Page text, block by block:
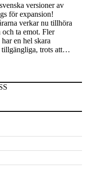
versioner av
för expansion!
verkar nu tillhöra
ta emot. Fler
en hel skara
tillgängliga, trots att…